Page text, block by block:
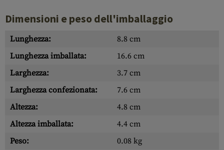
Dimensioni e peso dell'imballaggio
Lunghezza:
8.8 cm
Lunghezza imballata:
16.6 cm
Larghezza:
3.7 cm
Larghezza confezionata:
7.6 cm
Altezza:
4.8 cm
Altezza imballata:
4.4 cm
Peso:
0.08 kg